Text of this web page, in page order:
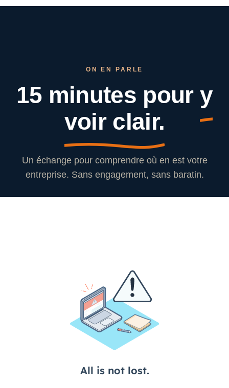
ON EN PARLE
15 minutes pour y
voir clair.
Un échange pour comprendre où en est votre
entreprise. Sans engagement, sans baratin.